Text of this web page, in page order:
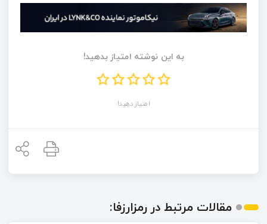
به این نوشته امتیاز بدهید!
امتیاز دهید!
مقالات مرتبط در رمزارزفا: